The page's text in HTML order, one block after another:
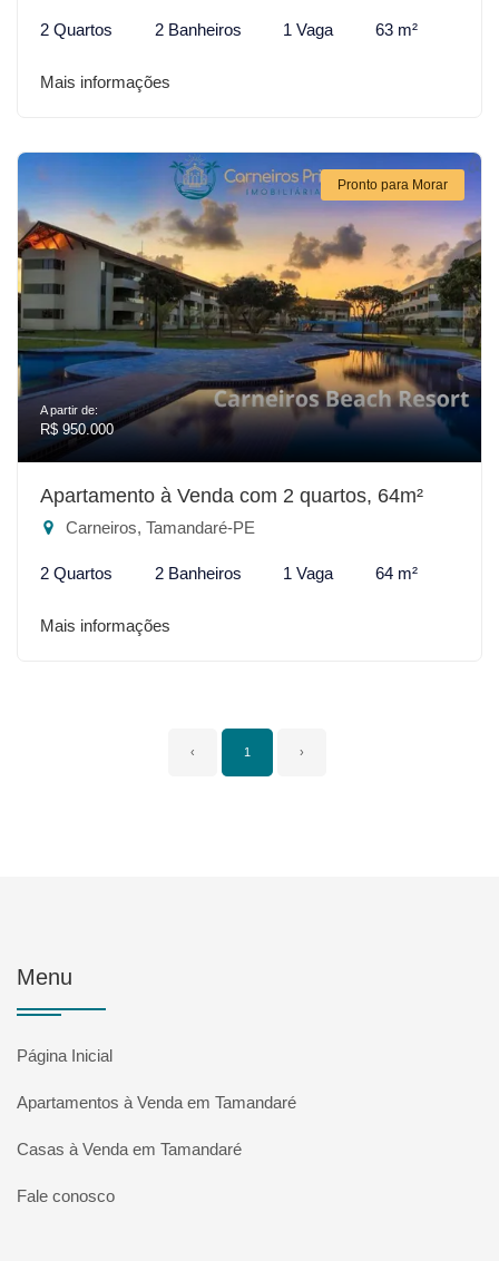
2 Quartos 2 Banheiros 1 Vaga 63 m²
Mais informações
Pronto para Morar
A partir de:
R$ 950.000
Apartamento à Venda com 2 quartos, 64m²
Carneiros, Tamandaré-PE
2 Quartos 2 Banheiros 1 Vaga 64 m²
Mais informações
‹ 1 ›
Menu
Página Inicial
Apartamentos à Venda em Tamandaré
Casas à Venda em Tamandaré
Fale conosco